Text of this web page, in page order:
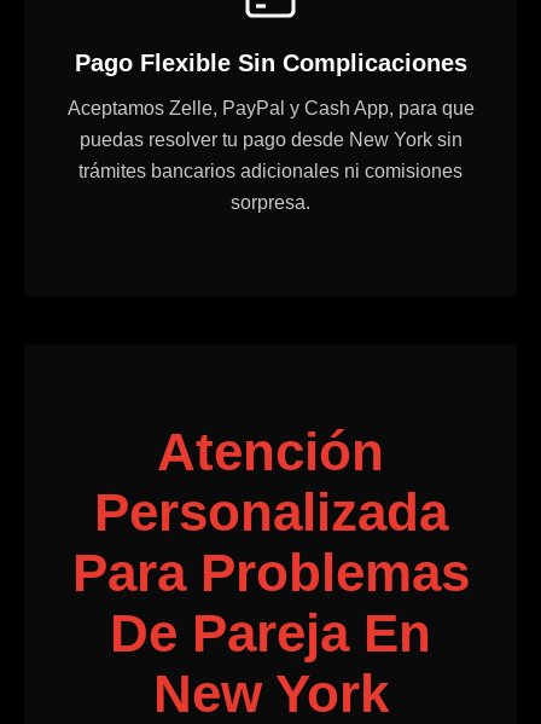
Pago Flexible Sin Complicaciones
Aceptamos Zelle, PayPal y Cash App, para que
puedas resolver tu pago desde New York sin
trámites bancarios adicionales ni comisiones
sorpresa.
Atención
Personalizada
Para Problemas
De Pareja En
New York